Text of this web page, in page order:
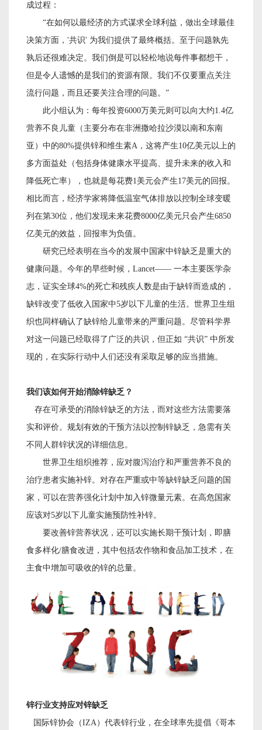
成过程：
“在如何以最经济的方式谋求全球利益，做出全球最佳
决策方面， '共识' 为我们提供了最终概括。至于问题孰先
孰后还很难决定。我们倒是可以轻松地说每件事都想干，
但是令人遗憾的是我们的资源有限。我们不仅要重点关注
流行问题，而且还要关注合理的问题。”
此小组认为：每年投资6000万美元则可以向大约1.4亿
营养不良儿童（主要分布在非洲撒哈拉沙漠以南和东南
亚）中的80%提供锌和维生素A，这将产生10亿美元以上的
多方面益处（包括身体健康水平提高、提升未来的收入和
降低死亡率），也就是每花费1美元会产生17美元的回报。
相比而言，经济学家将降低温室气体排放以控制全球变暖
列在第30位，他们发现未来花费8000亿美元只会产生6850
亿美元的效益，回报率为负值。
研究已经表明在当今的发展中国家中锌缺乏是重大的
健康问题。今年的早些时候， Lancet—— 一本主要医学杂
志，证实全球4%的死亡和残疾人数是由于缺锌而造成的，
缺锌改变了低收入国家中5岁以下儿童的生活。世界卫生组
织也同样确认了缺锌给儿童带来的严重问题。尽管科学界
对这一问题已经取得了广泛的共识，但正如 “共识” 中所发
现的，在实际行动中人们还没有采取足够的应当措施。
我们该如何开始消除锌缺乏？
存在可承受的消除锌缺乏的方法，而对这些方法需要落
实和评价。规划有效的干预方法以控制锌缺乏，急需有关
不同人群锌状况的详细信息。
世界卫生组织推荐，应对腹泻治疗和严重营养不良的
治疗患者实施补锌。对存在严重或中等缺锌缺乏问题的国
家，可以在营养强化计划中加入锌微量元素。在高危国家
应该对5岁以下儿童实施预防性补锌。
要改善锌营养状况，还可以实施长期干预计划，即膳
食多样化/膳食改进，其中包括农作物和食品加工技术，在
主食中增加可吸收的锌的总量。
锌行业支持应对锌缺乏
国际锌协会（IZA）代表锌行业，在全球率先提倡《哥本